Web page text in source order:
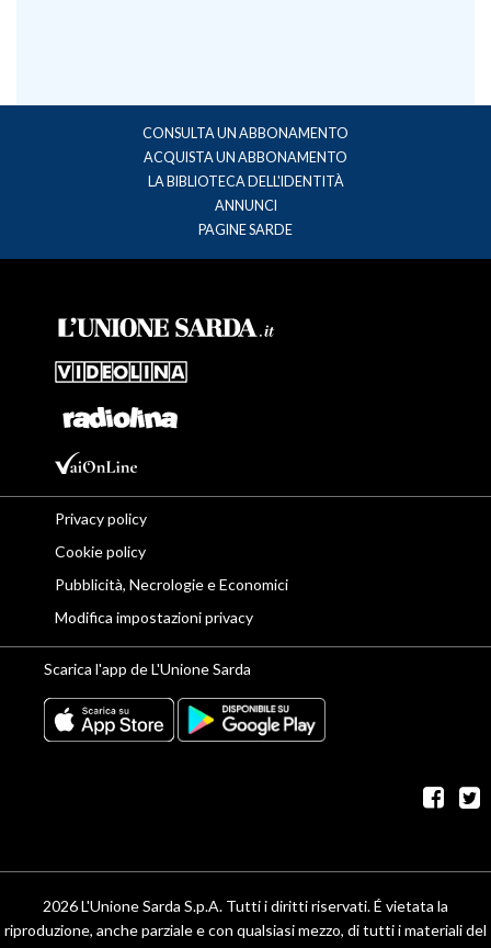
CONSULTA UN ABBONAMENTO
ACQUISTA UN ABBONAMENTO
LA BIBLIOTECA DELL'IDENTITÀ
ANNUNCI
PAGINE SARDE
Privacy policy
Cookie policy
Pubblicità, Necrologie e Economici
Modifica impostazioni privacy
Scarica l'app de L'Unione Sarda
2026 L'Unione Sarda S.p.A. Tutti i diritti riservati. É vietata la
riproduzione, anche parziale e con qualsiasi mezzo, di tutti i materiali del